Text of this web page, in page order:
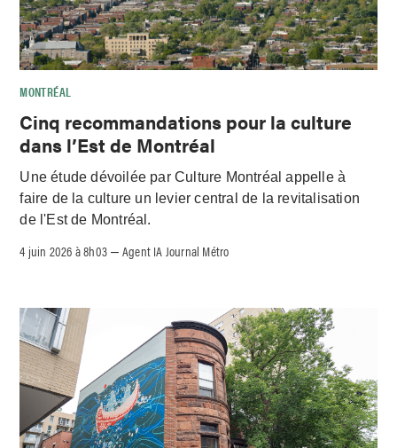
MONTRÉAL
Cinq recommandations pour la culture
dans l’Est de Montréal
Une étude dévoilée par Culture Montréal appelle à
faire de la culture un levier central de la revitalisation
de l'Est de Montréal.
4 juin 2026 à 8h03 –Agent IA Journal Métro